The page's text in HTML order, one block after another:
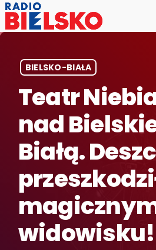
BIELSKO-BIAŁA
Teatr
nad
Białą.
widowisku!